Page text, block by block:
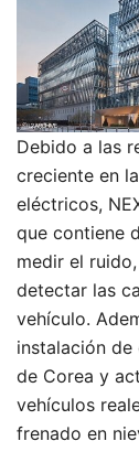
Debido a las
creciente en
eléctricos,
que contiene
medir el
detectar las
vehículo.
instalación
de Corea y
vehículos
frenado en